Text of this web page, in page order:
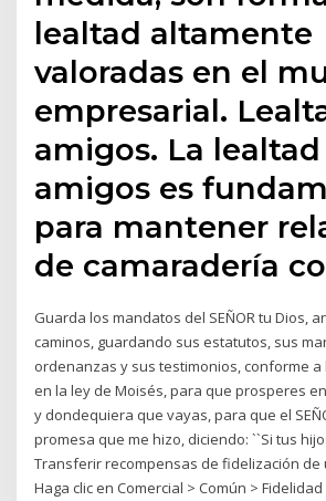
lealtad altamente
valoradas en el
empresarial.
amigos. La
amigos es
para mantener
de camaradería
Guarda los mandatos del SEÑOR tu Dios,
caminos, guardando sus estatutos, sus
ordenanzas y sus testimonios, conforme
en la ley de Moisés, para que prosperes
y dondequiera que vayas, para que el
promesa que me hizo, diciendo: ``Si tus
Transferir recompensas de fidelización de
Haga clic en Comercial > Común >